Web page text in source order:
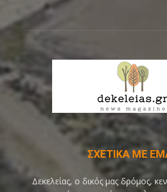
ΣΧΕΤΙΚΑ ΜΕ
Δεκελείας, ο δικός μας δρόμος,